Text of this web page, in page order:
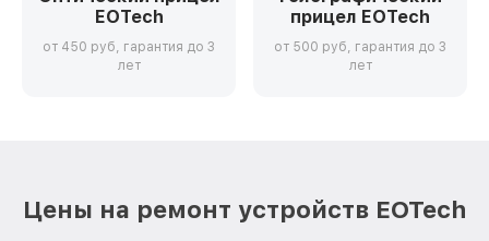
EOTech
от 450 руб, гарантия до 3
лет
прицел EOTech
от 500 руб, гарантия до 3
лет
Цены на ремонт устройств EOTech